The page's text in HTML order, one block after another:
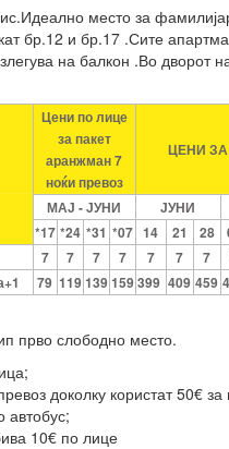
место за
бр.12 и бр.17 .Сите
на балкон .Во дворот
Цени по лице
за пакет
аранжман 7
ноќи превоз
ЦЕНИ
МАЈ - ЈУНИ
ЈУНИ
*17 *24 *31 *07 14 21 28
7 7 7 7 7 7 7
79 119139159399 409 459
прво слободно место.
доколку користат 50€
автобус;
10€ по лице